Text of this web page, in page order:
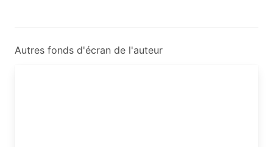
Autres fonds d'écran de l'auteur